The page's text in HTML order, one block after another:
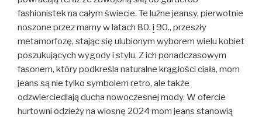
fashionistek na całym świecie. Te luźne jeansy, pierwotnie
noszone przez mamy w latach 80. i 90., przeszły
metamorfozę, stając się ulubionym wyborem wielu kobiet
poszukujących wygody i stylu. Z ich ponadczasowym
fasonem, który podkreśla naturalne krągłości ciała, mom
jeans są nie tylko symbolem retro, ale także
odzwierciedlają ducha nowoczesnej mody. W ofercie
hurtowni odzieży na wiosnę 2024 mom jeans stanowią